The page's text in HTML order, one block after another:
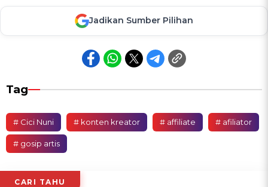
Jadikan Sumber Pilihan
Tag
# Cici Nuni # konten kreator # affiliate # afiliator
# gosip artis
CARI TAHU